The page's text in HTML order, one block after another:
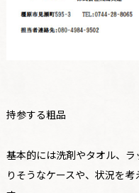
持参する粗品
基本的には洗剤やタオル、
りそうなケースや、状況を